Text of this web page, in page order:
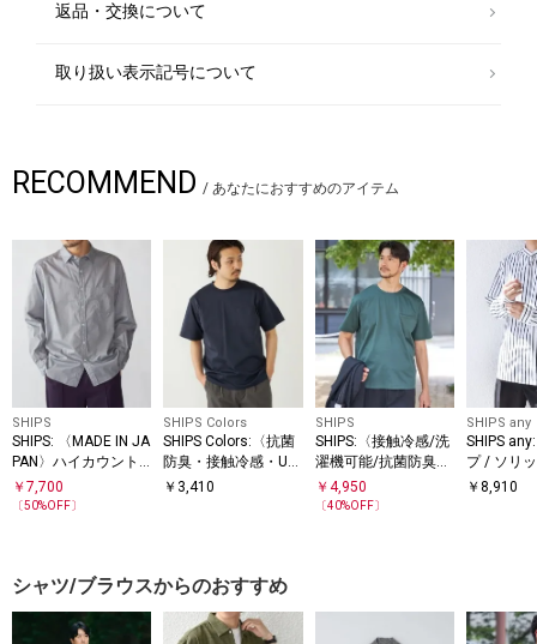
返品・交換について
取り扱い表示記号について
RECOMMEND / あなたにおすすめのアイテム
SHIPS
SHIPS: 〈MADE IN JA
PAN〉ハイカウント
ワッシャー レギュラ
ーカラーシャツ
￥ 7,700
〔50%OFF〕
SHIPS Colors
SHIPS Colors:〈抗菌
防臭・接触冷感・UV
カット〉シルケット
￥ 3,410
SHIPS
SHIPS:〈接触冷感/洗
濯機可能/抗菌防臭〉
COOL TOUCH サマー
Tシャツ
￥ 4,950
〔40%OFF〕
SHIPS any
SHIPS
プ / ソリ
クス バン
￥8,910
シャツ/ブラウスからのおすすめ